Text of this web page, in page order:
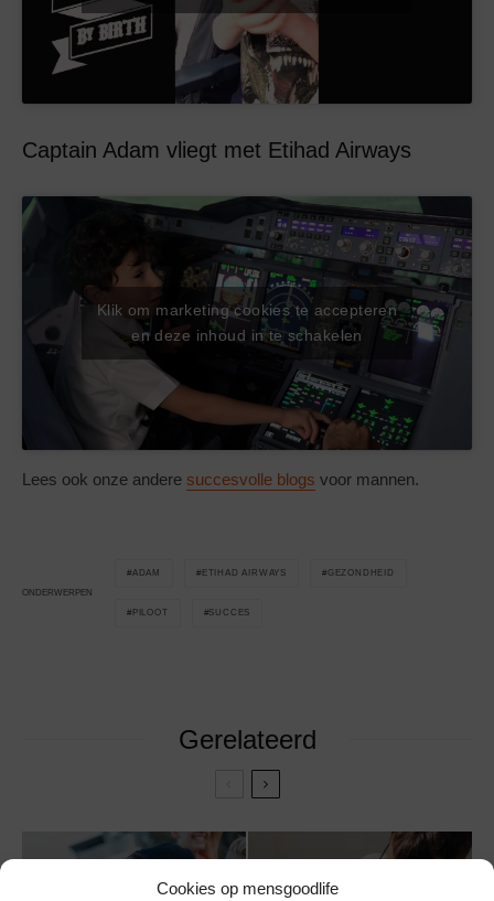
Cookies op mensgoodlife
Captain Adam vliegt met Etihad Airways
Klik om marketing cookies te accepteren
en deze inhoud in te schakelen
Lees ook onze andere succesvolle blogs voor mannen.
ONDERWERPEN
ADAM ETIHAD AIRWAYS GEZONDHEID
PILOOT SUCCES
Gerelateerd
Hoe Nederlandse